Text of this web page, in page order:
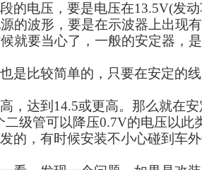
的电压，要是电压在13.5V(发
的波形，要是在示波器上出现
就要当心了，一般的安定器，
是比较简单的，只要在安定的
，达到 14.5或更高。那么就在
二级管可以降压0.7V的电压以此
的，有时候安装不小心碰到车